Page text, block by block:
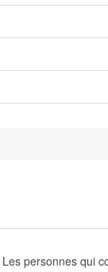
Les personnes qui